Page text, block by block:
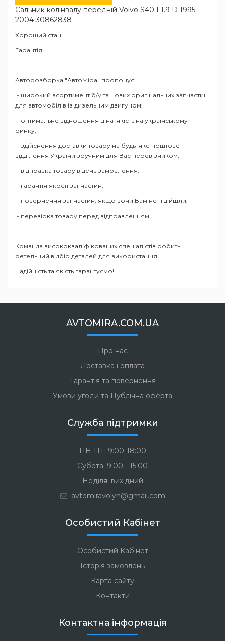
Сальник колінвалу передній Volvo S40 I 1.9 D 1995-
2004 30862838
Хороший стан!
Гарантія!
Авторозборка "АвтоМіра" пропонує:
- широкий асортимент б/у та нових оригінальних запчастин
для автомобілів із дизельним двигуном;
- оптимальне відношення ціна-якість на українському
ринку;
- здійснення доставки товару на будь-яке поштове
відділення України зручним для Вас перевізником;
- відправка товару в день замовлення;
- гарантія якості запчастин;
- повернення запчастин, якщо вони Вам не підійшли;
- перевірка товару перед відправленням.
Команда висококваліфікованих спеціалістів робить
ретельний відбір деталей для використання.
Надійність та якість гарантуємо!
AVTOMIRA.COM.UA
Про нас
Доставка і оплата
Гарантія та повернення
Умови угоди та Публічна оферта
Служба підтримки
ПН-ПТ: 9:00-18:00
Субота: 9:00 - 15:00
Неділя: вихідний
avtomiravolyn@gmail.com
Особистий Кабінет
Особистий Кабінет
Історія замовлень
Карта сайту
Контакти
Контактна інформація